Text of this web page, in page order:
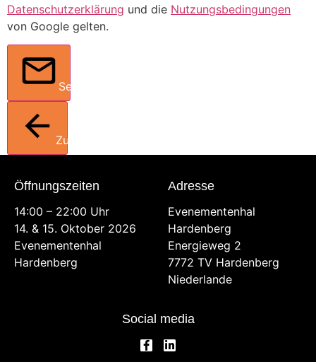
Datenschutzerklärung und die Nutzungsbedingungen
von Google gelten.
Senden
Zurück
Öffnungszeiten
14:00 – 22:00 Uhr
14. & 15. Oktober 2026
Evenementenhal
Hardenberg
Adresse
Evenementenhal
Hardenberg
Energieweg 2
7772 TV Hardenberg
Niederlande
Social media